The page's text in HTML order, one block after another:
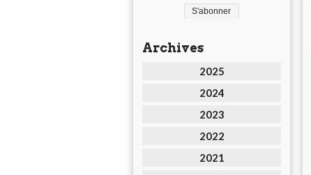
Archives
2025
2024
2023
2022
2021